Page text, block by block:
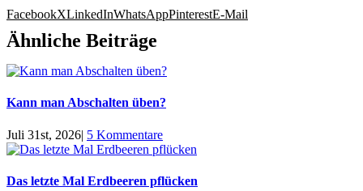
FacebookXLinkedInWhatsAppPinterestE-Mail
Ähnliche Beiträge
Kann man Abschalten üben?
Juli 31st, 2026| 5 Kommentare
Das letzte Mal Erdbeeren pflücken